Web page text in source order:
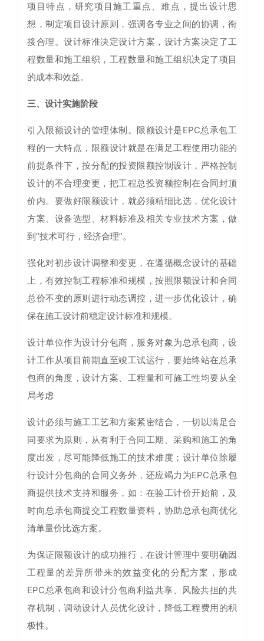
项目特点，研究项目施工重点、难点，提出设计思
想，制定项目设计原则，强调各专业之间的协调，衔
接合理。设计标准决定设计方案，设计方案决定了工
程数量和施工组织，工程数量和施工组织决定了项目
的成本和效益。
三、设计实施阶段
引入限额设计的管理体制。限额设计是EPC总承包工
程的一大特点，限额设计就是在满足工程使用功能的
前提条件下，按分配的投资限额控制设计，严格控制
设计的不合理变更，把工程总投资额控制在合同封顶
价内。要做好限额设计，就必须精细比选，优化设计
方案、设备选型、材料标准及相关专业技术方案，做
到“技术可行，经济合理”。
强化对初步设计调整和变更，在遵循概念设计的基础
上，有效控制工程标准和规模，按照限额设计和合同
总价不变的原则进行动态调控，进一步优化设计，确
保在施工设计前稳定设计标准和规模。
设计单位作为设计分包商，服务对象为总承包商，设
计工作从项目前期直至竣工试运行，要始终站在总承
包商的角度，设计方案、工程量和可施工性均要从全
局考虑
设计必须与施工工艺和方案紧密结合，一切以满足合
同要求为原则，从有利于合同工期、采购和施工的角
度出发，尽可能降低施工的技术难度；设计单位除履
行设计分包商的合同义务外，还应竭力为EPC总承包
商提供技术支持和服务，如：在验工计价开始前，及
时向总承包商提交工程数量资料，协助总承包商优化
清单量价比选方案。
为保证限额设计的成功推行，在设计管理中要明确因
工程量的差异所带来的效益变化的分配方案，形成
EPC总承包商和设计分包商利益共享、风险共担的共
存机制，调动设计人员优化设计，降低工程费用的积
极性。